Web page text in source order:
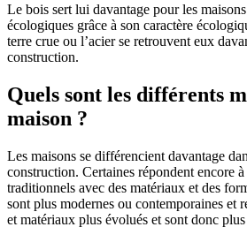
Le bois sert lui davantage pour les
écologiques grâce à son caractère
terre crue ou l’acier se retrouvent eux
construction.
Quels sont les différents
maison ?
Les maisons se différencient davantage
construction. Certaines répondent encore
traditionnels avec des matériaux et des
sont plus modernes ou contemporaines et
et matériaux plus évolués et sont donc